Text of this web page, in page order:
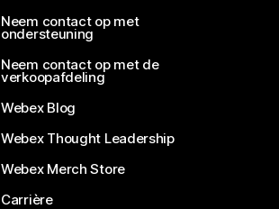
Neem contact op met
ondersteuning
Neem contact op met de
verkoopafdeling
Webex Blog
Webex Thought Leadership
Webex Merch Store
Carrière